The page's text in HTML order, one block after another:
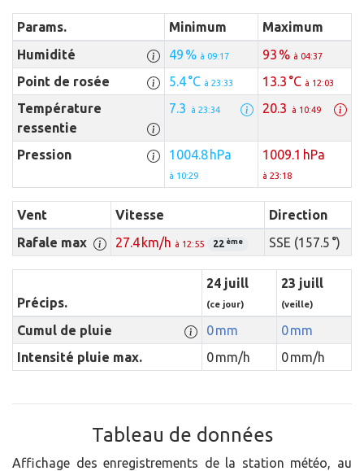
Params. Minimum
Maximum
Humidité
49 % à 09:17 93 % à 04:37
Point de rosée 5.4 °C à 23:33 13.3 °C à 12:03
Température
ressentie
7.3 à 23:34 20.3 à 10:49
Pression 1004.8 hPa
à 10:29
1009.1 hPa
à 23:18
Vent Vitesse
Direction
Rafale max
27.4 km/h à 12:55 22 ème SSE (157.5 °)
Précips.
24 juill
(ce jour)
23 juill
(veille)
Cumul de pluie 0 mm
0 mm
Intensité pluie max.
0 mm/h 0 mm/h
Tableau de données
Affichage des enregistrements de la station météo, au